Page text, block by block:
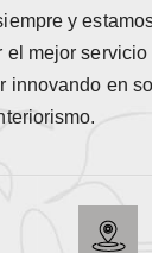
y
el mejor servicio
innovando en